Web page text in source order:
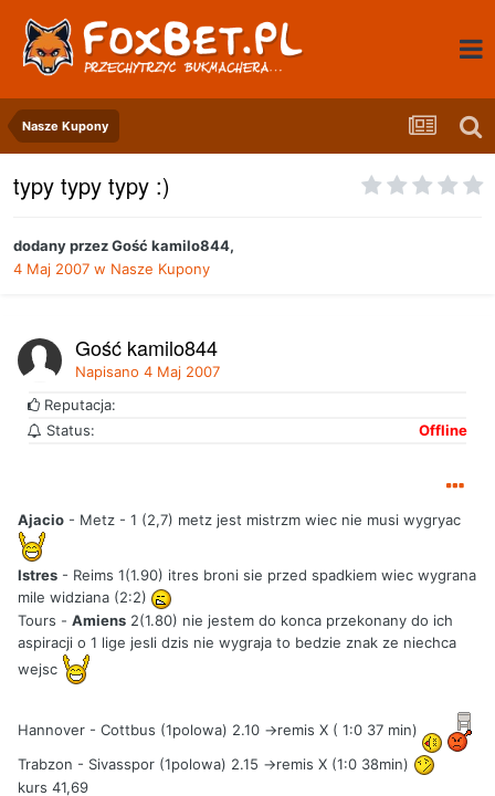
Nasze Kupony
typy typy typy :)
dodany przezGość kamilo844,
4 Maj 2007 w Nasze Kupony
Gość kamilo844
Napisano 4 Maj 2007
Reputacja:
Status:
Offline
Ajacio - Metz - 1 (2,7) metz jest mistrzm wiec nie musi wygryac
Istres - Reims 1(1.90) itres broni sie przed spadkiem wiec wygrana
mile widziana (2:2)
Tours - Amiens 2(1.80) nie jestem do konca przekonany do ich
aspiracji o 1 lige jesli dzis nie wygraja to bedzie znak ze niechca
wejsc
Hannover - Cottbus (1polowa) 2.10 ->remis X ( 1:0 37 min)
Trabzon - Sivasspor (1polowa) 2.15 ->remis X (1:0 38min)
kurs 41,69